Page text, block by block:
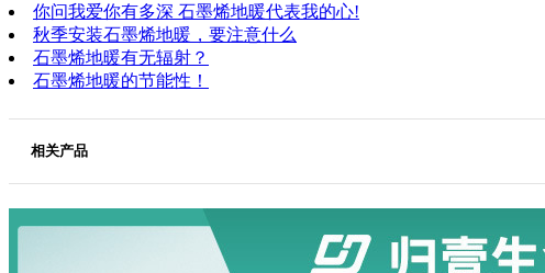
你问我爱你有多深 石墨烯地暖代表我的心!
秋季安装石墨烯地暖，要注意什么
石墨烯地暖有无辐射？
石墨烯地暖的节能性！
相关产品